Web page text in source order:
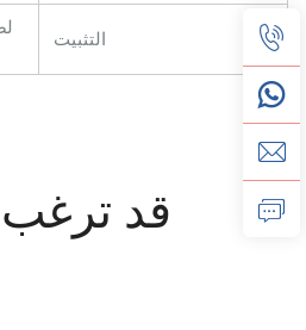
التثبيت
قد ترغب